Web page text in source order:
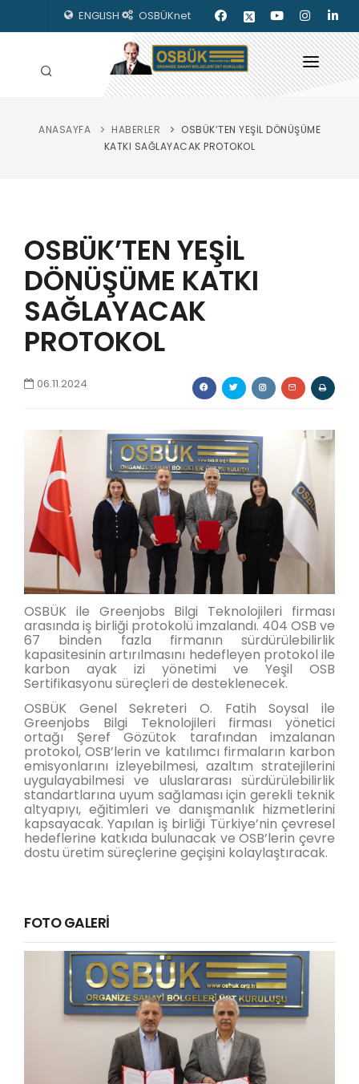
ENGLISH OSBÜKnet
HAKKIMIZDA
KILAVUZLAR
YAYINLARIMIZ
ENERJİ İZLEME
İLETİŞİM
ANASAYFA HABERLER
OSBÜK’TEN YEŞİL DÖNÜŞÜME
KATKI SAĞLAYACAK PROTOKOL
OSBÜK’TEN YEŞİL
DÖNÜŞÜME KATKI
SAĞLAYACAK
PROTOKOL
06.11.2024
OSBÜK ile Greenjobs Bilgi Teknolojileri firması
arasında iş birliği protokolü imzalandı. 404 OSB ve
67 binden fazla firmanın sürdürülebilirlik
kapasitesinin artırılmasını hedefleyen protokol ile
karbon ayak izi yönetimi ve Yeşil OSB
Sertifikasyonu süreçleri de desteklenecek.
OSBÜK Genel Sekreteri O. Fatih Soysal ile
Greenjobs Bilgi Teknolojileri firması yönetici
ortağı Şeref Gözütok tarafından imzalanan
protokol, OSB’lerin ve katılımcı firmaların karbon
emisyonlarını izleyebilmesi, azaltım stratejilerini
uygulayabilmesi ve uluslararası sürdürülebilirlik
standartlarına uyum sağlaması için gerekli teknik
altyapıyı, eğitimleri ve danışmanlık hizmetlerini
kapsayacak. Yapılan iş birliği Türkiye’nin çevresel
hedeflerine katkıda bulunacak ve OSB’lerin çevre
dostu üretim süreçlerine geçişini kolaylaştıracak.
FOTO GALERİ